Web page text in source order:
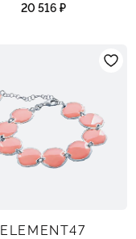
20 516 ₽
ELEMENT47